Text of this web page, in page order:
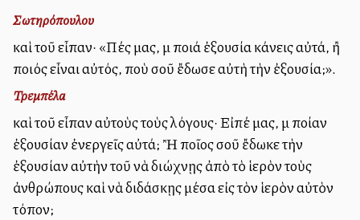
Σωτηρόπουλου
καὶ τοῦ εἶπαν· «Πές μας, μὲ ποιά ἐξουσία κάνεις αὐτά, ἢ
ποιός εἶναι αὐτός, ποὺ σοῦ ἔδωσε αὐτὴ τὴν ἐξουσία;».
Τρεμπέλα
καὶ τοῦ εἶπαν αὐτοὺς τοὺς λόγους· Εἰπέ μας, μὲ ποίαν
ἐξουσίαν ἐνεργεῖς αὐτά; Ἢ ποῖος σοῦ ἔδωκε τὴν
ἐξουσίαν αὐτὴν τοῦ νὰ διώχνῃς ἀπὸ τὸ ἱερὸν τοὺς
ἀνθρώπους καὶ νὰ διδάσκῃς μέσα εἰς τὸν ἱερὸν αὐτὸν
τόπον;